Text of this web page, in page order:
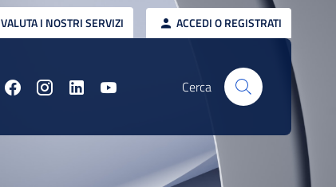
VALUTA I NOSTRI SERVIZI ACCEDI O REGISTRATI
Cerca